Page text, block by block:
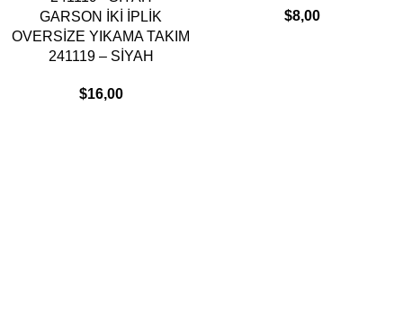
GARSON İKİ İPLİK
OVERSİZE YIKAMA TAKIM
241119 – SİYAH
$16,00
$8,00